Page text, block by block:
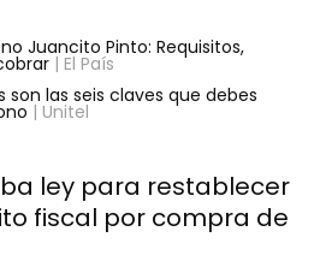
Juancito Pinto: Requisitos,
| El País
son las seis claves que debes
| Unitel
ley para restablecer
fiscal por compra de